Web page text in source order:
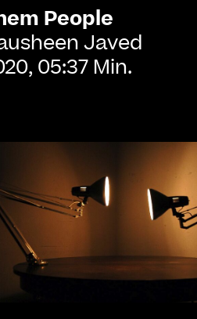
People
Javed
05:37 Min.